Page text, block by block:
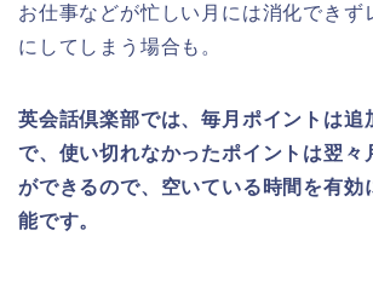
お仕事などが忙しい月には消化できず
にしてしまう場合も。
英会話倶楽部では、毎月ポイントは追
で、使い切れなかったポイントは翌々
ができるので、空いている時間を有効
能です。